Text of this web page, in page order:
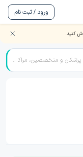
ورود / ثبت نام
کنید.